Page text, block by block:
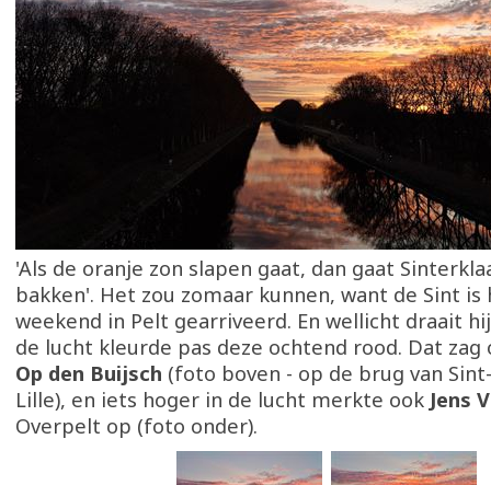
'Als de oranje zon slapen gaat, dan gaat
bakken'. Het zou zomaar kunnen, want de Sint
weekend in Pelt gearriveerd. En wellicht draait
de lucht kleurde pas deze ochtend rood. Dat
Op den Buijsch (foto boven - op de brug van
Lille), en iets hoger in de lucht merkte ook Jens
Overpelt op (foto onder).